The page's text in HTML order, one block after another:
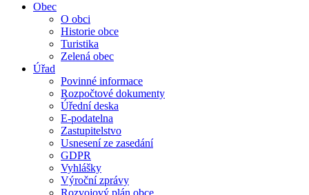
Obec
O obci
Historie obce
Turistika
Zelená obec
Úřad
Povinné informace
Rozpočtové dokumenty
Úřední deska
E-podatelna
Zastupitelstvo
Usnesení ze zasedání
GDPR
Vyhlášky
Výroční zprávy
Rozvojový plán obce